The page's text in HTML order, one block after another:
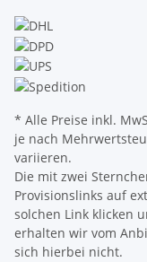
* Alle Preise inkl.
je nach
variieren.
Die mit zwei
Provisionslinks auf
solchen Link klicken
erhalten wir vom
sich hierbei nicht.